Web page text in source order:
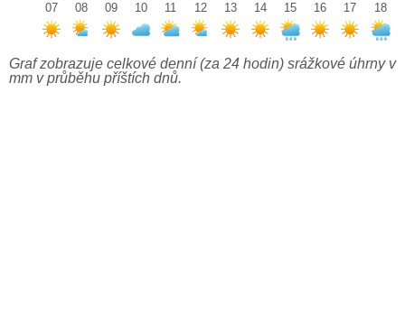
07
08
09
10
11
12
13
14
15
16
17
18
Graf zobrazuje celkové denní (za 24 hodin) srážkové úhrny v
mm v průběhu příštích dnů.